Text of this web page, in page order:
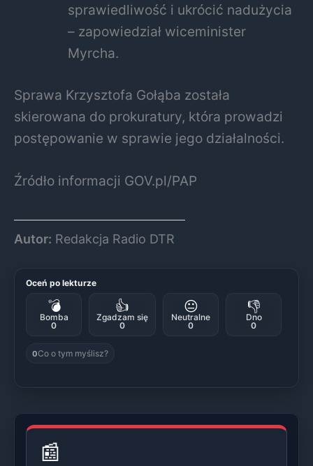
sprawiedliwość i ukrócić nadużycia
– zapowiedział wiceminister
Myrcha.
Sprawa Krzysztofa Gołąba została
skierowana do prokuratury, która prowadzi
postępowanie w sprawie jego działalności.
Źródło informacji GOV.pl/PAP
Autor: Redakcja Radio DTR
Oceń po lekturze
💣
Bomba
0
👍
Zgadzam się
0
😐
Neutralne
0
👎
Dno
0
0Co o tym myślisz?
📰